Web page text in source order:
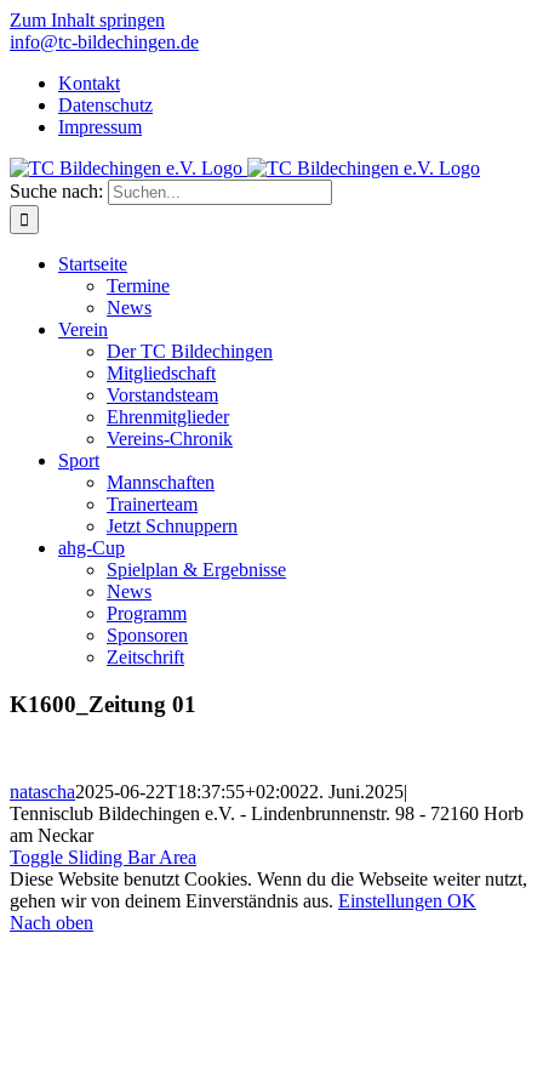
Zum Inhalt springen
info@tc-bildechingen.de
Kontakt
Datenschutz
Impressum
Suche nach:
Startseite
Termine
News
Verein
Der TC Bildechingen
Mitgliedschaft
Vorstandsteam
Ehrenmitglieder
Vereins-Chronik
Sport
Mannschaften
Trainerteam
Jetzt Schnuppern
ahg-Cup
Spielplan & Ergebnisse
News
Programm
Sponsoren
Zeitschrift
K1600_Zeitung 01
natascha2025-06-22T18:37:55+02:0022. Juni.2025|
Tennisclub Bildechingen e.V. - Lindenbrunnenstr. 98 - 72160 Horb
am Neckar
Toggle Sliding Bar Area
Diese Website benutzt Cookies. Wenn du die Webseite weiter nutzt,
gehen wir von deinem Einverständnis aus. Einstellungen OK
Nach oben